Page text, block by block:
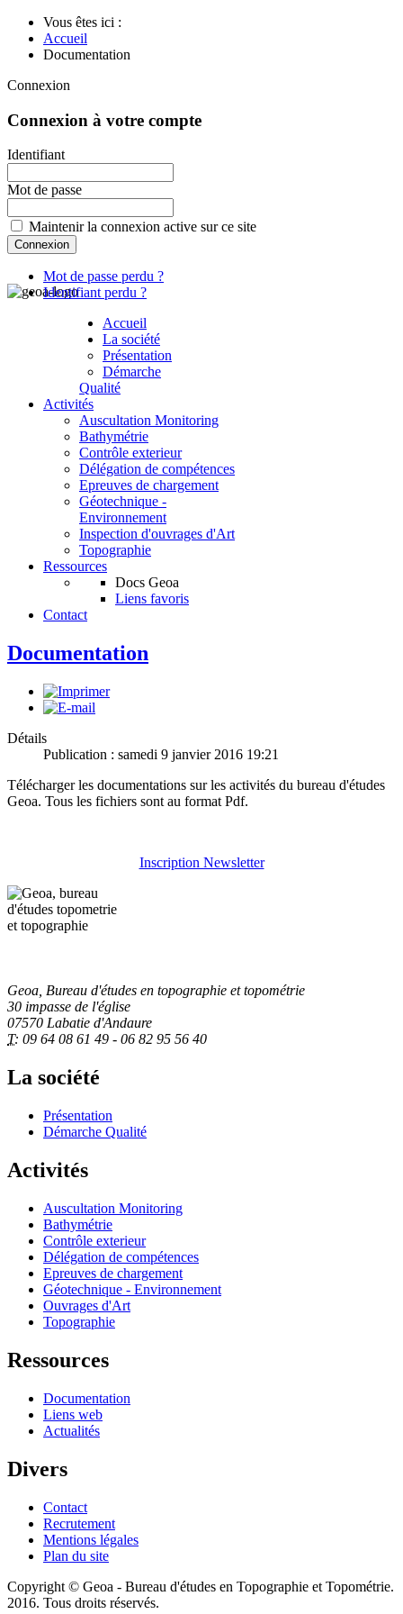
Vous êtes ici :
Accueil
Documentation
Connexion
Connexion à votre compte
Identifiant
Mot de passe
Maintenir la connexion active sur ce site
Mot de passe perdu ?
Identifiant perdu ?
Accueil
La société
Présentation
Démarche
Qualité
Activités
Auscultation Monitoring
Bathymétrie
Contrôle exterieur
Délégation de compétences
Epreuves de chargement
Géotechnique -
Environnement
Inspection d'ouvrages d'Art
Topographie
Ressources
Docs Geoa
Liens favoris
Contact
Documentation
Détails
Publication : samedi 9 janvier 2016 19:21
Télécharger les documentations sur les activités du bureau d'études
Geoa. Tous les fichiers sont au format Pdf.
Inscription Newsletter
Geoa, Bureau d'études en topographie et topométrie
30 impasse de l'église
07570 Labatie d'Andaure
T: 09 64 08 61 49 - 06 82 95 56 40
La société
Présentation
Démarche Qualité
Activités
Auscultation Monitoring
Bathymétrie
Contrôle exterieur
Délégation de compétences
Epreuves de chargement
Géotechnique - Environnement
Ouvrages d'Art
Topographie
Ressources
Documentation
Liens web
Actualités
Divers
Contact
Recrutement
Mentions légales
Plan du site
Copyright © Geoa - Bureau d'études en Topographie et Topométrie.
2016. Tous droits réservés.